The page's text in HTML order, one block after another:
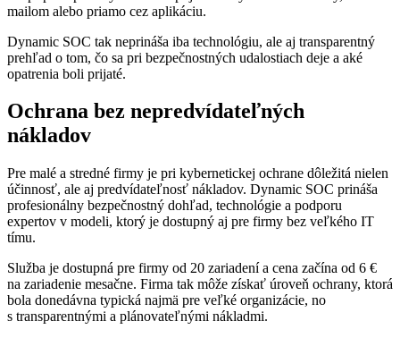
mailom alebo priamo cez aplikáciu.
Dynamic SOC tak neprináša iba technológiu, ale aj transparentný
prehľad o tom, čo sa pri bezpečnostných udalostiach deje a aké
opatrenia boli prijaté.
Ochrana bez nepredvídateľných
nákladov
Pre malé a stredné firmy je pri kybernetickej ochrane dôležitá nielen
účinnosť, ale aj predvídateľnosť nákladov. Dynamic SOC prináša
profesionálny bezpečnostný dohľad, technológie a podporu
expertov v modeli, ktorý je dostupný aj pre firmy bez veľkého IT
tímu.
Služba je dostupná pre firmy od 20 zariadení a cena začína od 6 €
na zariadenie mesačne. Firma tak môže získať úroveň ochrany, ktorá
bola donedávna typická najmä pre veľké organizácie, no
s transparentnými a plánovateľnými nákladmi.